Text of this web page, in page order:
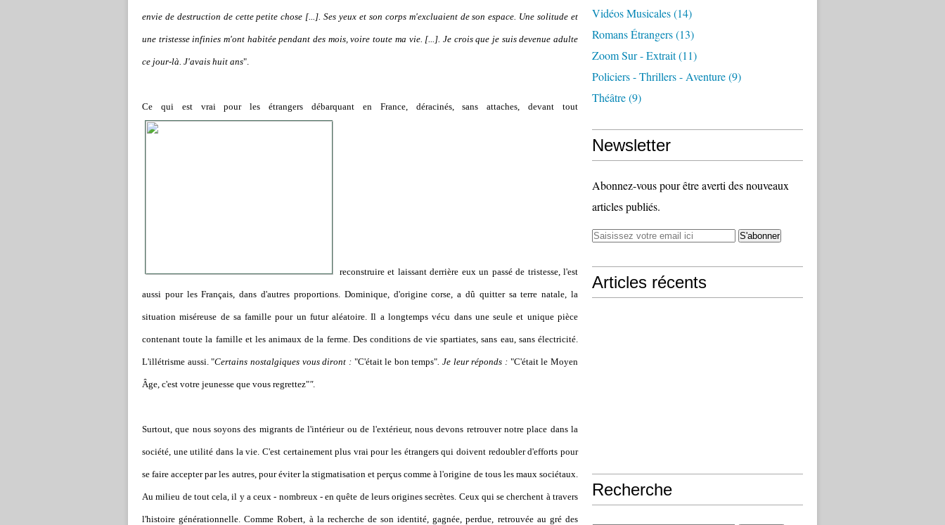
envie de destruction de cette petite chose [...]. Ses yeux et son corps m'excluaient de son espace. Une solitude et
une tristesse infinies m'ont habitée pendant des mois, voire toute ma vie. [...]. Je crois que je suis devenue adulte
ce jour-là. J'avais huit ans".
Ce qui est vrai pour les étrangers débarquant en France, déracinés, sans attaches, devant tout
reconstruire et laissant derrière eux un passé de tristesse, l'est
aussi pour les Français, dans d'autres proportions. Dominique, d'origine corse, a dû quitter sa terre natale, la
situation miséreuse de sa famille pour un futur aléatoire. Il a longtemps vécu dans une seule et unique pièce
contenant toute la famille et les animaux de la ferme. Des conditions de vie spartiates, sans eau, sans électricité.
L'illétrisme aussi. "Certains nostalgiques vous diront :"C'était le bon temps". Je leur réponds : "C'était le Moyen
Âge, c'est votre jeunesse que vous regrettez"".
Surtout, que nous soyons des migrants de l'intérieur ou de l'extérieur, nous devons retrouver notre place dans la
société, une utilité dans la vie. C'est certainement plus vrai pour les étrangers qui doivent redoubler d'efforts pour
se faire accepter par les autres, pour éviter la stigmatisation et perçus comme à l'origine de tous les maux sociétaux.
Au milieu de tout cela, il y a ceux - nombreux - en quête de leurs origines secrètes. Ceux qui se cherchent à travers
l'histoire générationnelle. Comme Robert, à la recherche de son identité, gagnée, perdue, retrouvée au gré des
Vidéos Musicales(14)
Romans Étrangers(13)
Zoom Sur - Extrait(11)
Policiers - Thrillers - Aventure(9)
Théâtre(9)
Newsletter
Abonnez-vous pour être averti des nouveaux
articles publiés.
Articles récents
Recherche